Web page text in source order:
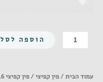
כמות
של
הוספה לסל
עמוד הבית /פין קפיצי / פין קפיצי UNC 3/32X7/16 פלדה קפיצית